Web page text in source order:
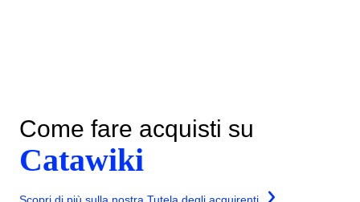
Come fare acquisti su
Catawiki